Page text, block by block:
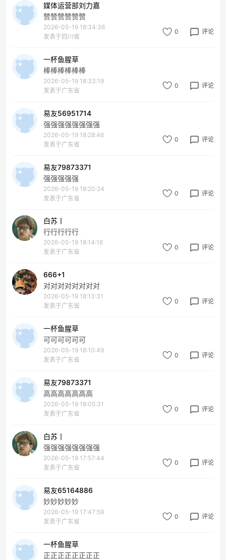
媒体运营部刘力嘉
赞赞赞赞赞赞
2026-05-19 18:34:36
发表于四川省
0 评论
一杯鱼腥草
棒棒棒棒棒棒
2026-05-19 18:33:19
发表于广东省
0 评论
易友56951714
强强强强强强强强
2026-05-19 18:28:46
发表于广东省
0 评论
易友79873371
强强强强强
2026-05-19 18:20:24
发表于广东省
0 评论
白苏丨
行行行行行
2026-05-19 18:14:16
发表于广东省
0 评论
666+1
对对对对对对对对
2026-05-19 18:13:31
发表于广东省
0 评论
一杯鱼腥草
可可可可可可
2026-05-19 18:10:49
发表于广东省
0 评论
易友79873371
高高高高高高高
2026-05-19 18:05:31
发表于广东省
0 评论
白苏丨
强强强强强强强强
2026-05-19 17:57:44
发表于广东省
0 评论
易友65164886
妙妙妙妙妙
2026-05-19 17:47:59
发表于广东省
0 评论
一杯鱼腥草
正正正正正正正正